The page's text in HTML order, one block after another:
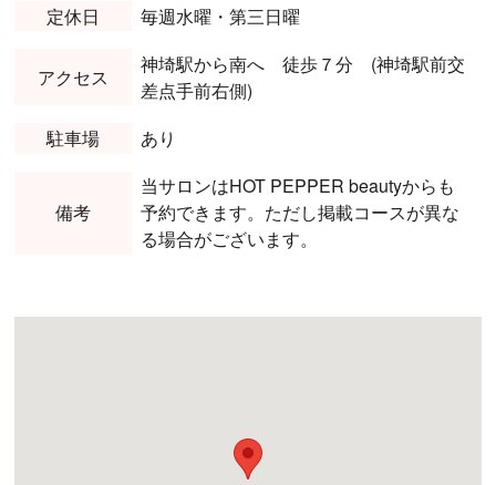
定休日 毎週水曜・第三日曜
アクセス
神埼駅から南へ 徒歩７分 (神埼駅前交
差点手前右側)
駐車場
あり
備考
当サロンはHOT PEPPER beautyからも
予約できます。ただし掲載コースが異な
る場合がございます。